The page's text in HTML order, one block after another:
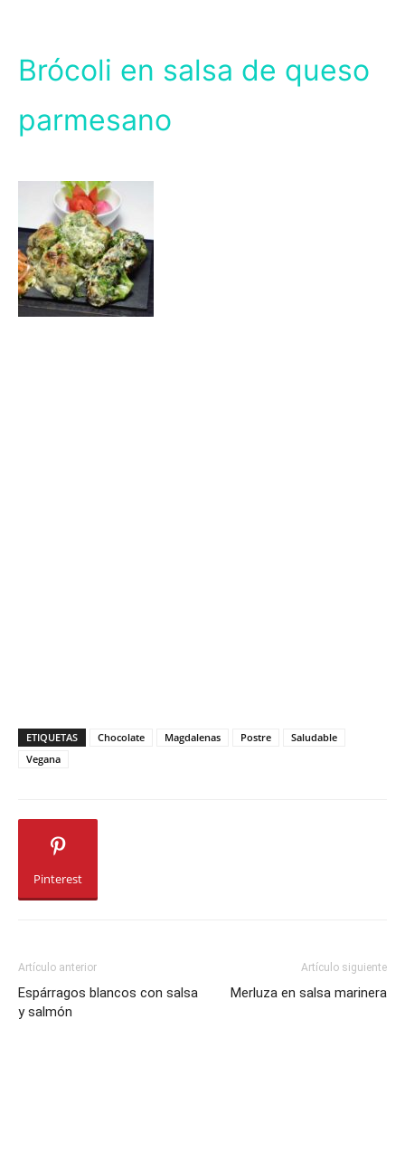
Brócoli en salsa de queso
parmesano
ETIQUETAS Chocolate Magdalenas Postre
Saludable
Vegana
Pinterest
Artículo anterior
Espárragos blancos con salsa
y salmón
Artículo siguiente
Merluza en salsa marinera